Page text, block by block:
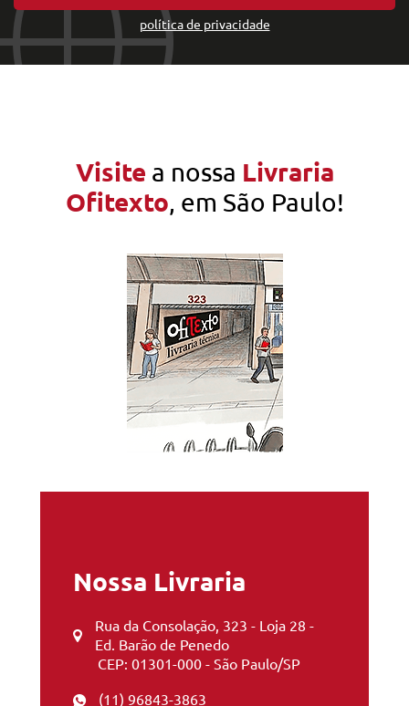
política de privacidade
Visite a nossa Livraria
Ofitexto, em São Paulo!
Nossa Livraria
Rua da Consolação, 323 - Loja 28 -
Ed. Barão de Penedo
CEP: 01301-000 - São Paulo/SP
(11) 96843-3863